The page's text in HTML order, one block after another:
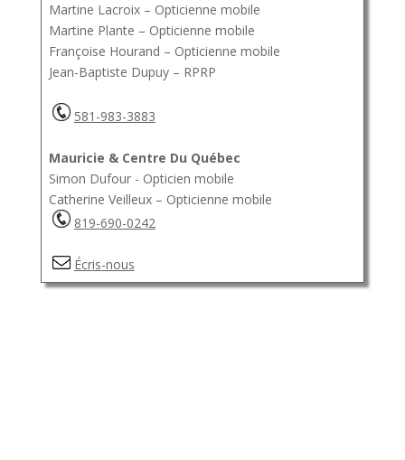
Martine Lacroix – Opticienne mobile
Martine Plante – Opticienne mobile
Françoise Hourand – Opticienne mobile
Jean-Baptiste Dupuy – RPRP
581-983-3883
Mauricie & Centre Du Québec
Simon Dufour - Opticien mobile
Catherine Veilleux – Opticienne mobile
819-690-0242
Écris-nous